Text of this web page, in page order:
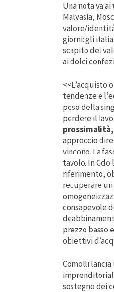
Una nota va ai
Malvasia,
valore/
giorni: gli
scapito del
ai dolci
<<L’acquisto
tendenze e
peso della
perdere il
prossimalità,
approccio
vincono. La
tavolo. In Gdo
riferimento,
recuperare un
consapevole
prezzo basso
obiettivi
Comolli lancia
sostegno dei